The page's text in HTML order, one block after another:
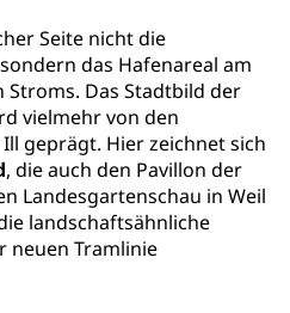
Seite nicht die
das Hafenareal am
Das Stadtbild der
vielmehr von den
geprägt. Hier zeichnet sich
, die auch den Pavillon der
Landesgartenschau in Weil
landschaftsähnliche
neuen Tramlinie